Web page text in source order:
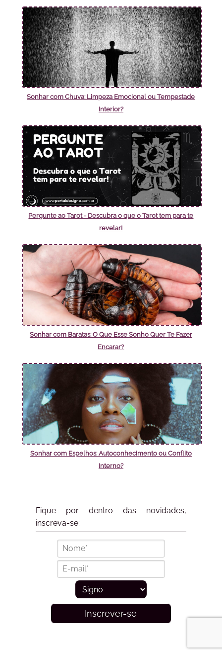
Sonhar com Chuva: Limpeza Emocional ou Tempestade
Interior?
Pergunte ao Tarot - Descubra o que o Tarot tem para te
revelar!
Sonhar com Baratas: O Que Esse Sonho Quer Te Fazer
Encarar?
Sonhar com Espelhos: Autoconhecimento ou Conflito
Interno?
Fique por dentro das novidades,
inscreva-se:
Inscrever-se